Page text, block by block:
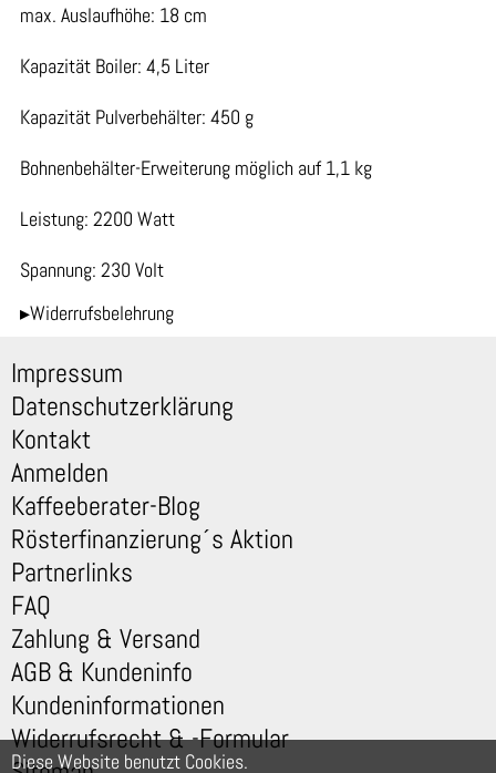
Diese Website benutzt Cookies.
max. Auslaufhöhe: 18 cm
Kapazität Boiler: 4,5 Liter
Kapazität Pulverbehälter: 450 g
Bohnenbehälter-Erweiterung möglich auf 1,1 kg
Leistung: 2200 Watt
Spannung: 230 Volt
▸Widerrufsbelehrung
Impressum
Datenschutzerklärung
Kontakt
Anmelden
Kaffeeberater-Blog
Rösterfinanzierung´s Aktion
Partnerlinks
FAQ
Zahlung & Versand
AGB & Kundeninfo
Kundeninformationen
Widerrufsrecht & -Formular